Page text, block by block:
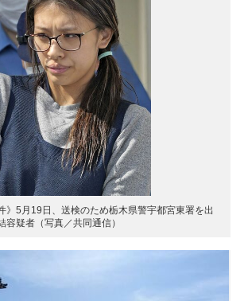
》5月19日、送検のため栃木県警宇都宮東署を出
容疑者（写真／共同通信）